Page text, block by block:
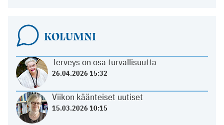
KOLUMNI
Terveys on osa turvallisuutta
26.04.2026 15:32
Viikon käänteiset uutiset
15.03.2026 10:15